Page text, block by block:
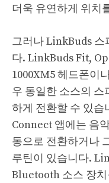
더욱 유연하게 위치
그러나 LinkBuds 스
다. LinkBuds Fit,
1000XM5 헤드폰이
우 동일한 소스의
하게 전환할 수 있습
Connect 앱에는 음
동으로 전환하거나
루틴이 있습니다.
Bluetooth 소스 장